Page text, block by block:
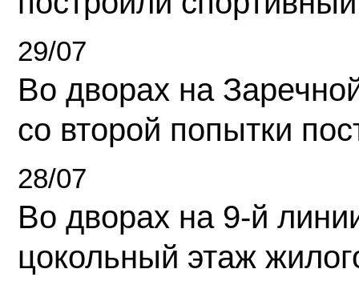
29/07
Во дворах на
со второй попытки
28/07
Во дворах на 9-й
цокольный этаж